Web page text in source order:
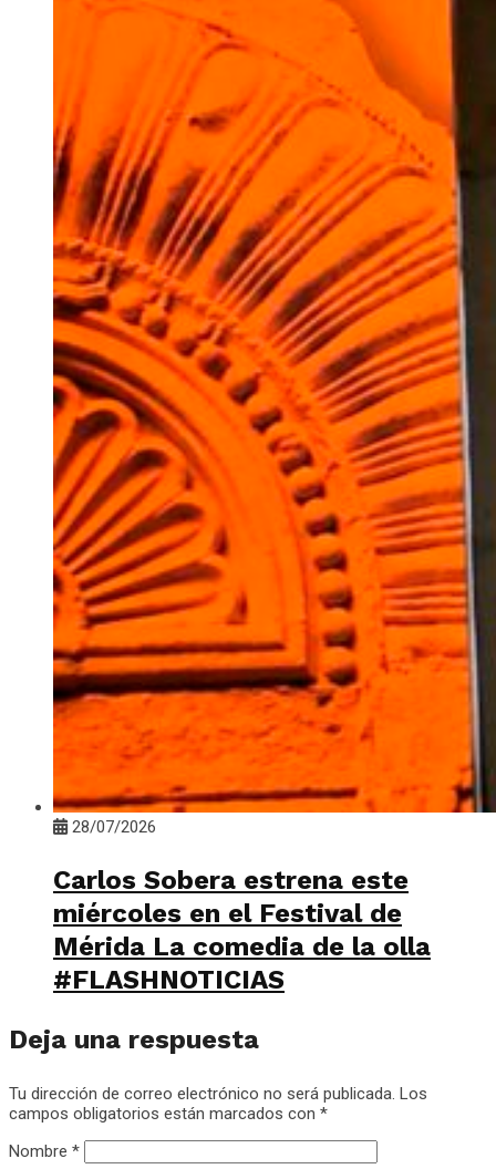
28/07/2026
Carlos Sobera estrena este
miércoles en el Festival de
Mérida La comedia de la olla
#FLASHNOTICIAS
Deja una respuesta
Tu dirección de correo electrónico no será publicada. Los
campos obligatorios están marcados con *
Nombre *